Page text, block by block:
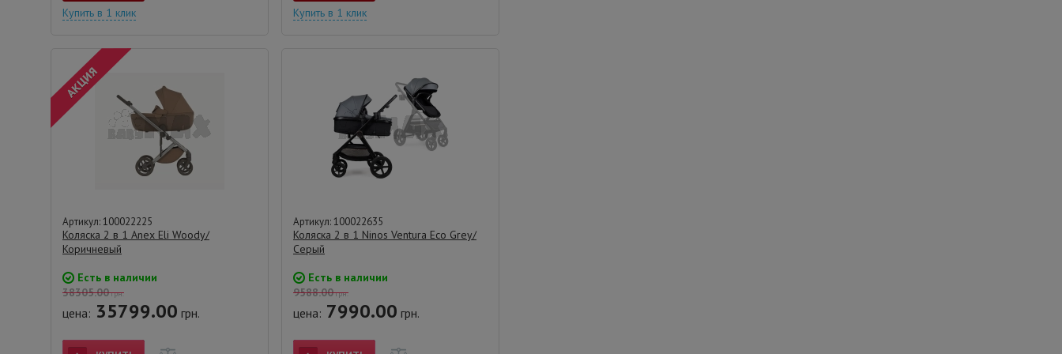
Купить в 1 клик Купить в 1 клик
Артикул: 100022225
Коляска 2 в 1 Anex Eli Woody/
Коричневый
Есть в наличии
38305.00грн.
цена: 35799.00 грн.
Артикул: 100022635
Коляска 2 в 1 Ninos Ventura Eco Grey/
Серый
Есть в наличии
9588.00грн.
цена: 7990.00 грн.